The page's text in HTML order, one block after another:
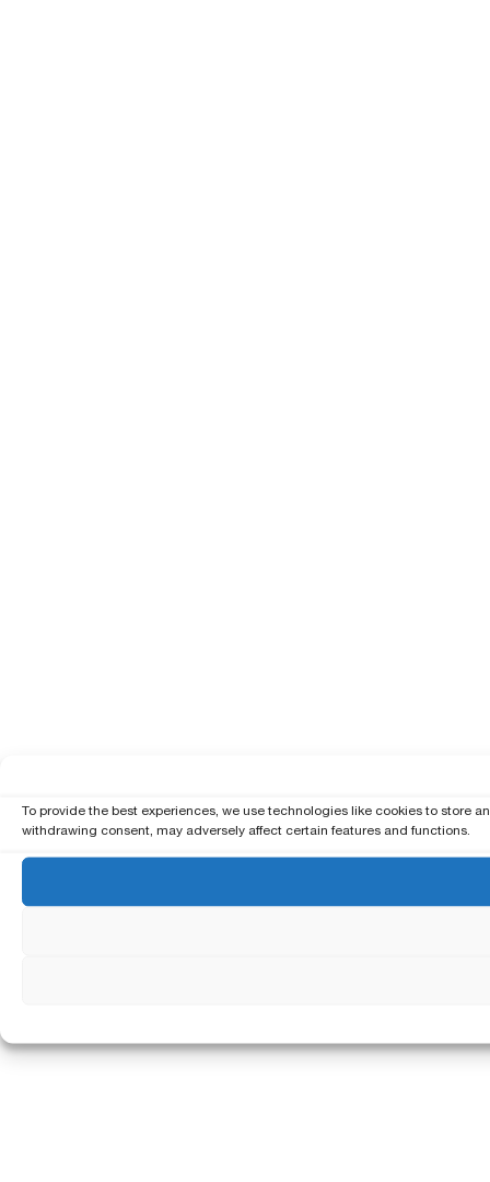
To provide the best experiences, we use technologies like cookies to store
withdrawing consent, may adversely affect certain features and functions.